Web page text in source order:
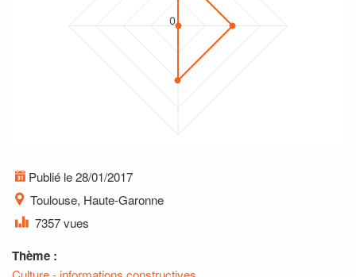
0
Publié le 28/01/2017
Toulouse, Haute-Garonne
7357 vues
Thème :